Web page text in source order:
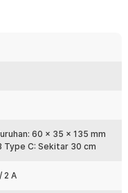
mudah. Kekuatan ini
low gear 40000 RPM,
kebutuhan
12 menit untuk
bisa Anda pantau
60 x 35 x 135 mm
Type C: Sekitar 30 cm
2 A